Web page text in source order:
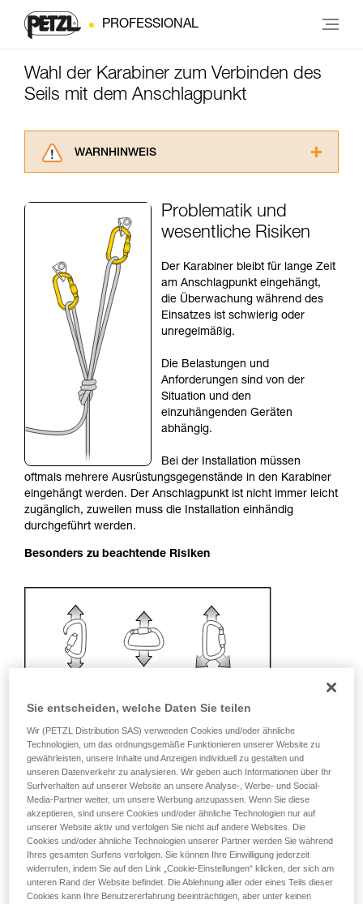
PROFESSIONAL
Wahl der Karabiner zum Verbinden des
Seils mit dem Anschlagpunkt
WARNHINWEIS
aufmerksam durch, bevor Sie diesen zu Rate
ziehen. Um diese Zusatzinformationen
verstehen zu können, müssen Sie zuerst die in
der Gebrauchsanweisung enthaltenen
Informationen richtig verstanden haben.
Die Beherrschung dieser Techniken setzt eine
entsprechende Ausbildung und ein spezielles
Training voraus. Prüfen Sie zusammen mit
einem Profi, ob Sie in der Lage sind, den
Vorgang alleine sicher zu wiederholen, bevor
Sie ihn eigenständig durchführen.
Wir geben Beispiele für die mit Ihrer Aktivität
verbundenen Techniken. Möglicherweise gibt es
noch andere Techniken, die hier nicht
Problematik und
wesentliche Risiken
Der Karabiner bleibt für lange Zeit
am Anschlagpunkt eingehängt,
die Überwachung während des
Einsatzes ist schwierig oder
unregelmäßig.
Die Belastungen und
Anforderungen sind von der
Situation und den
einzuhängenden Geräten
abhängig.
Bei der Installation müssen
oftmals mehrere Ausrüstungsgegenstände in den Karabiner
eingehängt werden. Der Anschlagpunkt ist nicht immer leicht
zugänglich, zuweilen muss die Installation einhändig
durchgeführt werden.
Besonders zu beachtende Risiken
Empfehlung für Karabiner und
Zubehör
Sie entscheiden, welche Daten Sie teilen
Wir (PETZL Distribution SAS) verwenden Cookies und/oder ähnliche
Technologien, um das ordnungsgemäße Funktionieren unserer Website zu
gewährleisten, unsere Inhalte und Anzeigen individuell zu gestalten und
unseren Datenverkehr zu analysieren. Wir geben auch Informationen über Ihr
Surfverhalten auf unserer Website an unsere Analyse-, Werbe- und Social-
Media-Partner weiter, um unsere Werbung anzupassen. Wenn Sie diese
akzeptieren, sind unsere Cookies und/oder ähnliche Technologien nur auf
unserer Website aktiv und verfolgen Sie nicht auf andere Websites. Die
Cookies und/oder ähnliche Technologien unserer Partner werden Sie während
Ihres gesamten Surfens verfolgen. Sie können Ihre Einwilligung jederzeit
widerrufen, indem Sie auf den Link „Cookie-Einstellungen“ klicken, der sich am
unteren Rand der Website befindet. Die Ablehnung aller oder eines Teils dieser
Cookies kann Ihre Benutzererfahrung beeinträchtigen, aber unter keinen